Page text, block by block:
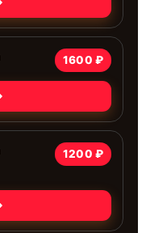
1600 ₽
1200 ₽